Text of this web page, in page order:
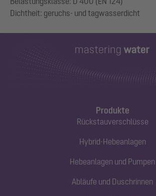
Produkte
Rückstauverschlüsse
Hybrid-Hebeanlagen
Hebeanlagen und Pumpen
Abläufe und Duschrinnen